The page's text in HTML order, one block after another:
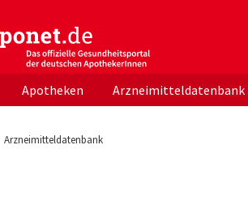
offizielle Gesundheitsportal der
Apotheken Arzneimitteldatenbank
Arzneimitteldatenbank